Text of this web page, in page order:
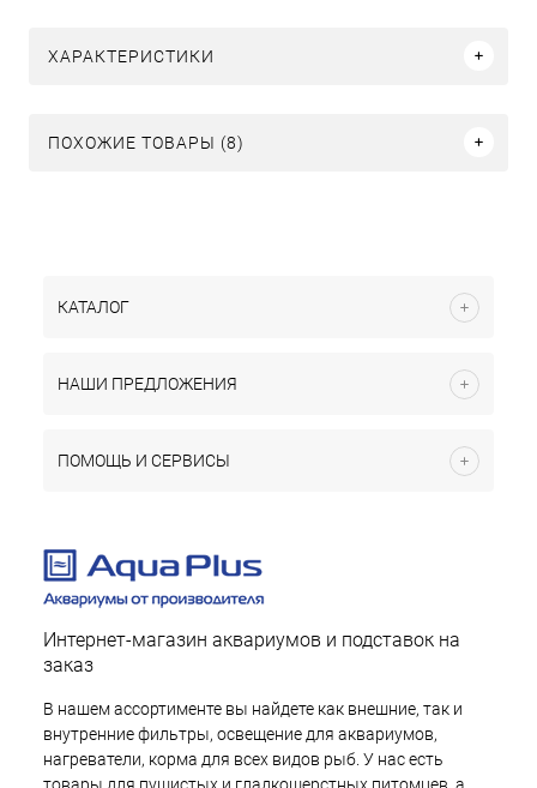
ХАРАКТЕРИСТИКИ
ПОХОЖИЕ ТОВАРЫ (8)
КАТАЛОГ
НАШИ ПРЕДЛОЖЕНИЯ
ПОМОЩЬ И СЕРВИСЫ
Интернет-магазин аквариумов и подставок на
заказ
В нашем ассортименте вы найдете как внешние, так и
внутренние фильтры, освещение для аквариумов,
нагреватели, корма для всех видов рыб. У нас есть